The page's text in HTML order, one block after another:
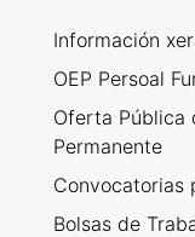
Información
OEP Persoal
Oferta Pública
Permanente
Convocatorias
Bolsas de